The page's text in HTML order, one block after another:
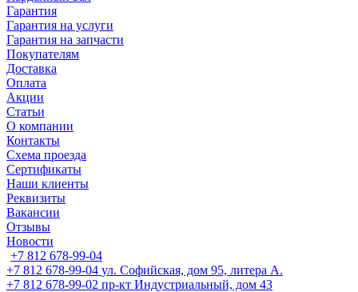
Гарантия
Гарантия на услуги
Гарантия на запчасти
Покупателям
Доставка
Оплата
Акции
Статьи
О компании
Контакты
Схема проезда
Сертификаты
Наши клиенты
Реквизиты
Вакансии
Отзывы
Новости
+7 812 678-99-04
+7 812 678-99-04 ул. Софийская, дом 95, литера А.
+7 812 678-99-02 пр-кт Индустриальный, дом 43